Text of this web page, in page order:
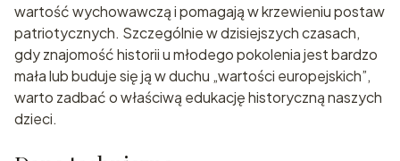
wartość wychowawczą i pomagają w krzewieniu postaw
patriotycznych. Szczególnie w dzisiejszych czasach,
gdy znajomość historii u młodego pokolenia jest bardzo
mała lub buduje się ją w duchu „wartości europejskich”,
warto zadbać o właściwą edukację historyczną naszych
dzieci.